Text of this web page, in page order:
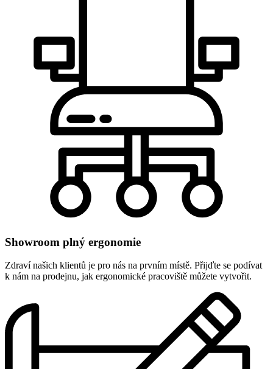
Showroom plný ergonomie
Zdraví našich klientů je pro nás na prvním místě. Přijďte se podívat
k nám na prodejnu, jak ergonomické pracoviště můžete vytvořit.